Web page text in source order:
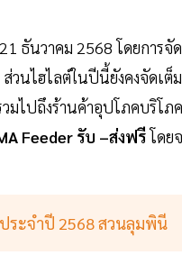
ธันวาคม 2568 โดยการ
วนไฮไลต์ในปีนี้ยังคงจัดเ
มไปถึงร้านค้าอุปโภคบริโ
Feeder รับ –ส่งฟรีโดย
ระจำปี 2568 สวนลุมพินี